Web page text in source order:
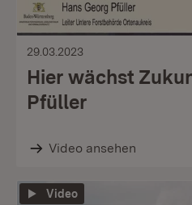
29.03.2023
Hier wächst
Pfüller
Video ansehen
Video